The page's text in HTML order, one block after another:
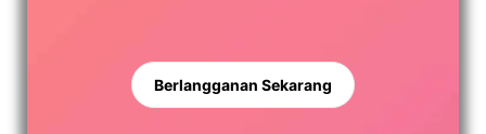
Berlangganan Sekarang